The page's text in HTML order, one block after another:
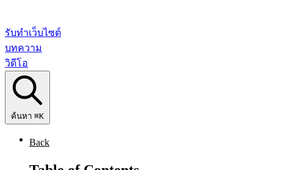
รับทำเว็บไซต์
บทความ
วิดีโอ
ค้นหา ⌘K
Back